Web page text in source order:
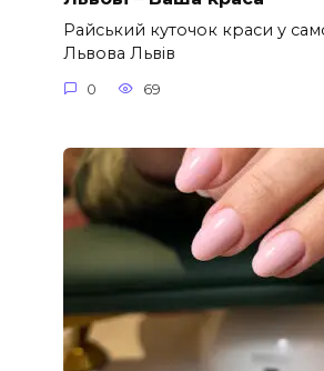
Райський куточок краси у
Львова Львів
0 69